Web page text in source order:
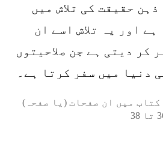
حقیقت کی تلاش میں
اور یہ تلاش اسے ان
کر دیتی ہے جن صلاحیتوں
دنیا میں سفر کرتا ہے۔
میں ان صفحات (یا صفحہ)
تا 38